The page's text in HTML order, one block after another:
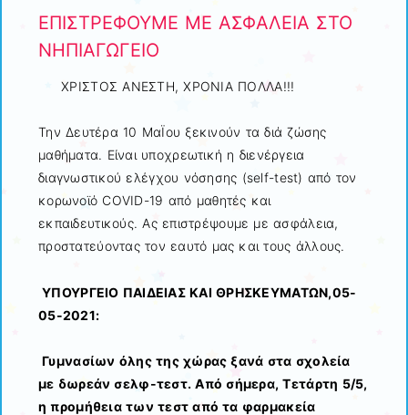
ΕΠΙΣΤΡΕΦΟΥΜΕ ΜΕ ΑΣΦΑΛΕΙΑ ΣΤΟ
ΝΗΠΙΑΓΩΓΕΙΟ
ΧΡΙΣΤΟΣ ΑΝΕΣΤΗ, ΧΡΟΝΙΑ ΠΟΛΛΑ!!!
Την Δευτέρα 10 ΜαΪου ξεκινούν τα διά ζώσης
μαθήματα. Είναι υποχρεωτική η διενέργεια
διαγνωστικού ελέγχου νόσησης (self-test) από τον
κορωνοϊό COVID-19 από μαθητές και
εκπαιδευτικούς. Ας επιστρέψουμε με ασφάλεια,
προστατεύοντας τον εαυτό μας και τους άλλους.
ΥΠΟΥΡΓΕΙΟ ΠΑΙΔΕΙΑΣ ΚΑΙ ΘΡΗΣΚΕΥΜΑΤΩΝ,05-
05-2021:
Γυμνασίων όλης της χώρας ξανά στα σχολεία
με δωρεάν σελφ-τεστ. Από σήμερα, Τετάρτη 5/5,
η προμήθεια των τεστ από τα φαρμακεία